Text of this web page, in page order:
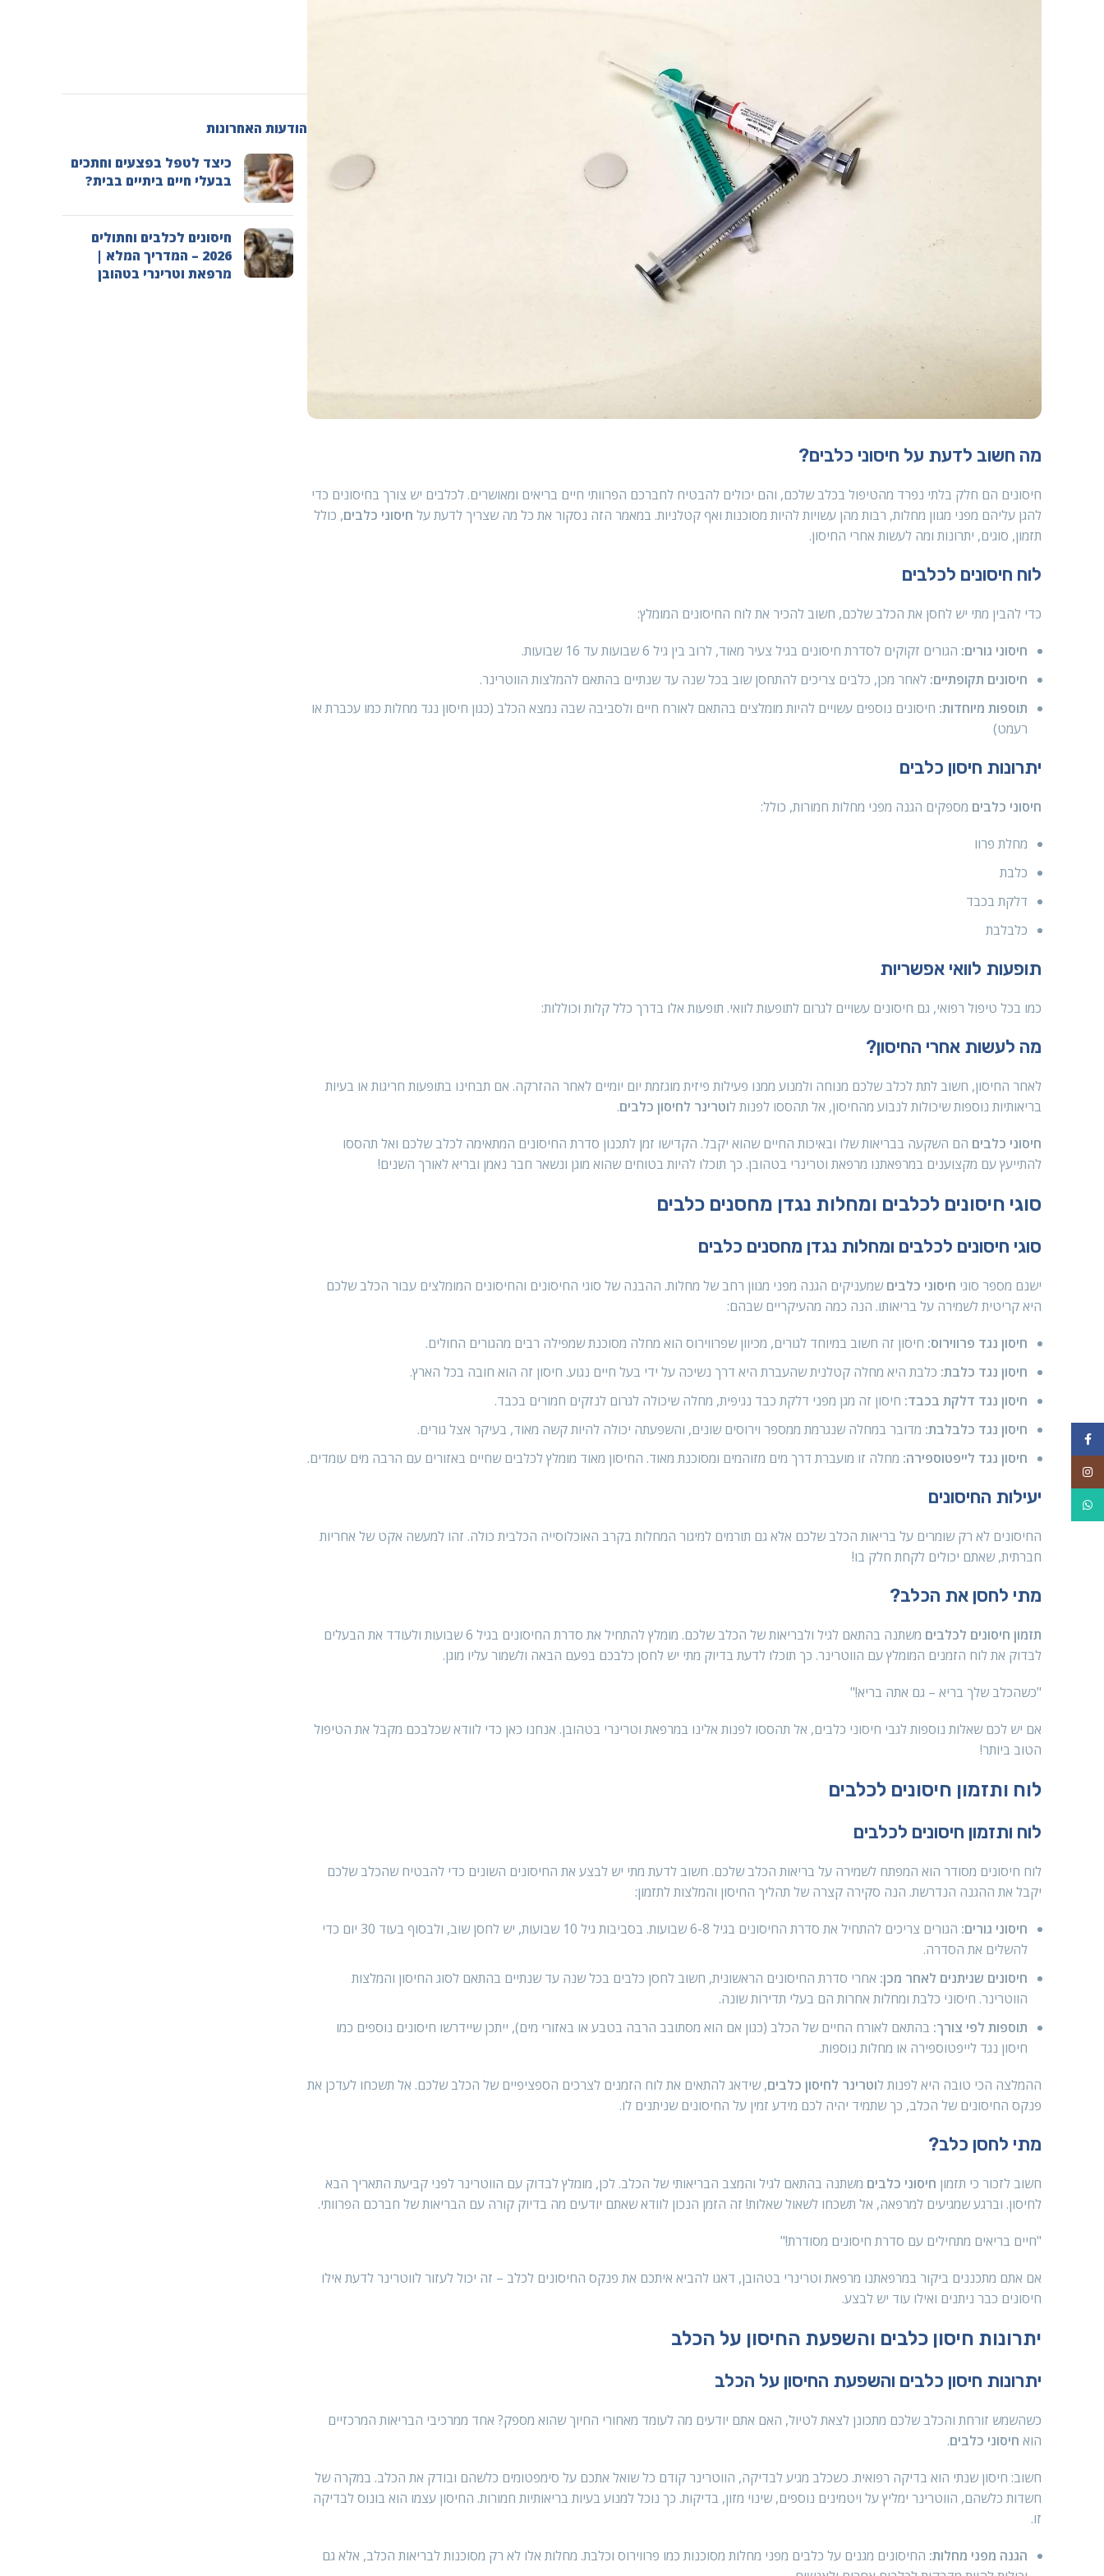
מה חשוב לדעת על חיסוני כלבים?
חיסונים הם חלק בלתי נפרד מהטיפול בכלב שלכם, והם יכולים להבטיח לחברכם הפרוותי חיים בריאים ומאושרים. לכלבים יש צורך בחיסונים כדי
להגן עליהם מפני מגוון מחלות, רבות מהן עשויות להיות מסוכנות ואף קטלניות. במאמר הזה נסקור את כל מה שצריך לדעת על חיסוני כלבים, כולל
תזמון, סוגים, יתרונות ומה לעשות אחרי החיסון.
לוח חיסונים לכלבים
כדי להבין מתי יש לחסן את הכלב שלכם, חשוב להכיר את לוח החיסונים המומלץ:
חיסוני גורים: הגורים זקוקים לסדרת חיסונים בגיל צעיר מאוד, לרוב בין גיל 6 שבועות עד 16 שבועות.
חיסונים תקופתיים: לאחר מכן, כלבים צריכים להתחסן שוב בכל שנה עד שנתיים בהתאם להמלצות הווטרינר.
תוספות מיוחדות: חיסונים נוספים עשויים להיות מומלצים בהתאם לאורח חיים ולסביבה שבה נמצא הכלב (כגון חיסון נגד מחלות כמו עכברת או
רעמט)
יתרונות חיסון כלבים
חיסוני כלבים מספקים הגנה מפני מחלות חמורות, כולל:
מחלת פרוו
כלבת
דלקת בכבד
כלבלבת
תופעות לוואי אפשריות
כמו בכל טיפול רפואי, גם חיסונים עשויים לגרום לתופעות לוואי. תופעות אלו בדרך כלל קלות וכוללות:
מה לעשות אחרי החיסון?
לאחר החיסון, חשוב לתת לכלב שלכם מנוחה ולמנוע ממנו פעילות פיזית מוגזמת יום יומיים לאחר ההזרקה. אם תבחינו בתופעות חריגות או בעיות
בריאותיות נוספות שיכולות לנבוע מהחיסון, אל תהססו לפנות לוטרינר לחיסון כלבים.
חיסוני כלבים הם השקעה בבריאות שלו ובאיכות החיים שהוא יקבל. הקדישו זמן לתכנון סדרת החיסונים המתאימה לכלב שלכם ואל תהססו
להתייעץ עם מקצוענים במרפאתנו מרפאת וטרינרי בטהובן. כך תוכלו להיות בטוחים שהוא מוגן ונשאר חבר נאמן ובריא לאורך השנים!
סוגי חיסונים לכלבים ומחלות נגדן מחסנים כלבים
סוגי חיסונים לכלבים ומחלות נגדן מחסנים כלבים
ישנם מספר סוגי חיסוני כלבים שמעניקים הגנה מפני מגוון רחב של מחלות. ההבנה של סוגי החיסונים והחיסונים המומלצים עבור הכלב שלכם
היא קריטית לשמירה על בריאותו. הנה כמה מהעיקריים שבהם:
חיסון נגד פרווירוס: חיסון זה חשוב במיוחד לגורים, מכיוון שפרווירוס הוא מחלה מסוכנת שמפילה רבים מהגורים החולים.
חיסון נגד כלבת: כלבת היא מחלה קטלנית שהעברת היא דרך נשיכה על ידי בעל חיים נגוע. חיסון זה הוא חובה בכל הארץ.
חיסון נגד דלקת בכבד: חיסון זה מגן מפני דלקת כבד נגיפית, מחלה שיכולה לגרום לנזקים חמורים בכבד.
חיסון נגד כלבלבת: מדובר במחלה שנגרמת ממספר וירוסים שונים, והשפעתה יכולה להיות קשה מאוד, בעיקר אצל גורים.
חיסון נגד לייפטוספירה: מחלה זו מועברת דרך מים מזוהמים ומסוכנת מאוד. החיסון מאוד מומלץ לכלבים שחיים באזורים עם הרבה מים עומדים.
יעילות החיסונים
החיסונים לא רק שומרים על בריאות הכלב שלכם אלא גם תורמים למיגור המחלות בקרב האוכלוסייה הכלבית כולה. זהו למעשה אקט של אחריות
חברתית, שאתם יכולים לקחת חלק בו!
מתי לחסן את הכלב?
תזמון חיסונים לכלבים
משתנה בהתאם לגיל ולבריאות של הכלב שלכם. מומלץ להתחיל את סדרת החיסונים בגיל 6 שבועות ולעודד את הבעלים
לבדוק את לוח הזמנים המומלץ עם הווטרינר. כך תוכלו לדעת בדיוק מתי יש לחסן כלבכם בפעם הבאה ולשמור עליו מוגן.
"כשהכלב שלך בריא – גם אתה בריא!"
אם יש לכם שאלות נוספות לגבי חיסוני כלבים, אל תהססו לפנות אלינו במרפאת וטרינרי בטהובן. אנחנו כאן כדי לוודא שכלבכם מקבל את הטיפול
הטוב ביותר!
לוח ותזמון חיסונים לכלבים
לוח ותזמון חיסונים לכלבים
לוח חיסונים מסודר הוא המפתח לשמירה על בריאות הכלב שלכם. חשוב לדעת מתי יש לבצע את החיסונים השונים כדי להבטיח שהכלב שלכם
יקבל את ההגנה הנדרשת. הנה סקירה קצרה של תהליך החיסון והמלצות לתזמון:
חיסוני גורים:
הגורים צריכים להתחיל את סדרת החיסונים בגיל 6-8 שבועות. בסביבות גיל 10 שבועות, יש לחסן שוב, ולבסוף בעוד 30 יום כדי
להשלים את הסדרה.
חיסונים שניתנים לאחר מכן: אחרי סדרת החיסונים הראשונית, חשוב לחסן כלבים בכל שנה עד שנתיים בהתאם לסוג החיסון והמלצות
הווטרינר. חיסוני כלבת ומחלות אחרות הם בעלי תדירות שונה.
תוספות לפי צורך: בהתאם לאורח החיים של הכלב (כגון אם הוא מסתובב הרבה בטבע או באזורי מים), ייתכן שיידרשו חיסונים נוספים כמו
חיסון נגד לייפטוספירה או מחלות נוספות.
ההמלצה הכי טובה היא לפנות לוטרינר לחיסון כלבים, שידאג להתאים את לוח הזמנים לצרכים הספציפיים של הכלב שלכם. אל תשכחו לעדכן את
פנקס החיסונים של הכלב, כך שתמיד יהיה לכם מידע זמין על החיסונים שניתנים לו.
מתי לחסן כלב?
חשוב לזכור כי תזמון חיסוני כלבים משתנה בהתאם לגיל והמצב הבריאותי של הכלב. לכן, מומלץ לבדוק עם הווטרינר לפני קביעת התאריך הבא
לחיסון. וברגע שמגיעים למרפאה, אל תשכחו לשאול שאלות! זה הזמן הנכון לוודא שאתם יודעים מה בדיוק קורה עם הבריאות של חברכם הפרוותי.
"חיים בריאים מתחילים עם סדרת חיסונים מסודרת!"
אם אתם מתכננים ביקור במרפאתנו מרפאת וטרינרי בטהובן, דאגו להביא איתכם את פנקס החיסונים לכלב – זה יכול לעזור לווטרינר לדעת אילו
חיסונים כבר ניתנים ואילו עוד יש לבצע.
יתרונות חיסון כלבים והשפעת החיסון על הכלב
יתרונות חיסון כלבים והשפעת החיסון על הכלב
כשהשמש זורחת והכלב שלכם מתכונן לצאת לטיול, האם אתם יודעים מה לעומד מאחורי החיוך שהוא מספק? אחד ממרכיבי הבריאות המרכזיים
הוא חיסוני כלבים.
חשוב: חיסון שנתי הוא בדיקה רפואית. כשכלב מגיע לבדיקה, הווטרינר קודם כל שואל אתכם על סימפטומים כלשהם ובודק את הכלב. במקרה של
חשדות כלשהם, הווטרינר ימליץ על ויטמינים נוספים, שינוי מזון, בדיקות. כך נוכל למנוע בעיות בריאותיות חמורות. החיסון עצמו הוא בונוס לבדיקה
זו.
הגנה מפני מחלות: החיסונים מגנים על כלבים מפני מחלות מסוכנות כמו פרווירוס וכלבת. מחלות אלו לא רק מסוכנות לבריאות הכלב, אלא גם
הודעות האחרונות
כיצד לטפל בפצעים וחתכים
בבעלי חיים ביתיים בבית?
חיסונים לכלבים וחתולים
2026 – המדריך המלא |
מרפאת וטרינרי בטהובן
Facebook
WhatsApp